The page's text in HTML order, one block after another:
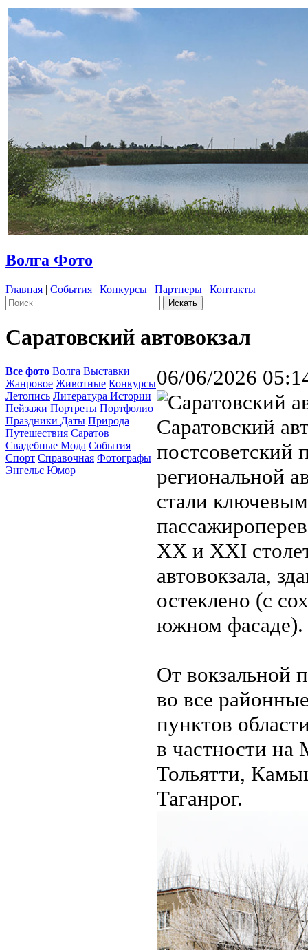
Волга Фото
Главная | События | Конкурсы | Партнеры | Контакты
Саратовский автовокзал
Все фото Волга Выставки
Жанровое Животные Конкурсы
Летопись Литература Истории
Пейзажи Портреты Портфолио
Праздники Даты Природа
Путешествия Саратов
Свадебные Мода События
Спорт Справочная Фотографы
Энгельс Юмор
06/06/2026
Саратовский
постсоветский
региональной
стали
XX и XXI
автовокзала,
остеклено (с
южном фасаде).
От вокзальной
во все
пунктов
в частности на
Тольятти,
Таганрог.